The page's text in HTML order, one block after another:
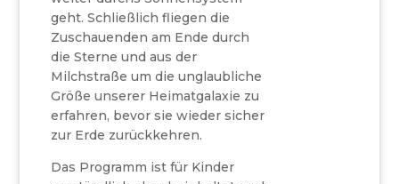
geht. Schließlich fliegen die
Zuschauenden am Ende durch
die Sterne und aus der
Milchstraße um die unglaubliche
Größe unserer Heimatgalaxie zu
erfahren, bevor sie wieder sicher
zur Erde zurückkehren.
Das Programm ist für Kinder